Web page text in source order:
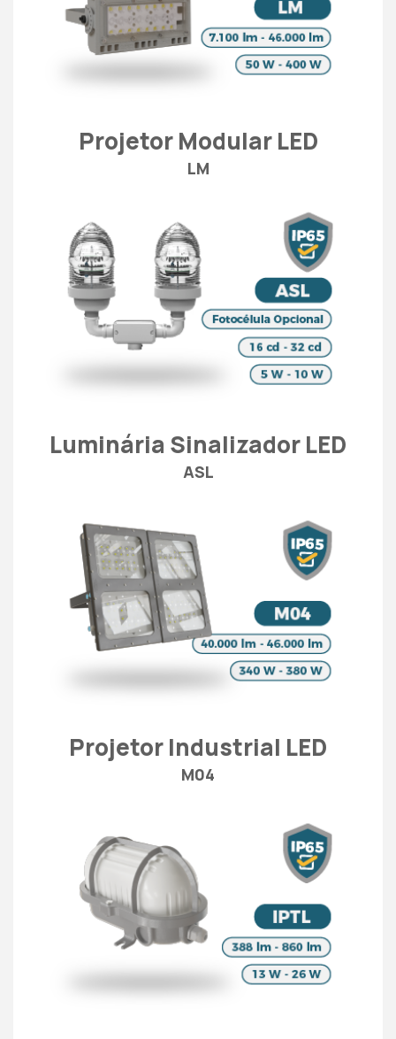
Luminária Sinalizador LED
ASL
Projetor Industrial LED
M04
Projetor Modular LED
LM